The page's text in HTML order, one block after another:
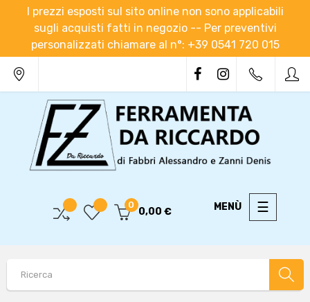
I prezzi esposti sul sito online non sono applicabili
sugli acquisti fatti in negozio -- Per preventivi
personalizzati chiamare al n°: +39 0541 720 015
Toggle
☰
0
0,00 €